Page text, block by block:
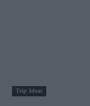
Trip Ideas